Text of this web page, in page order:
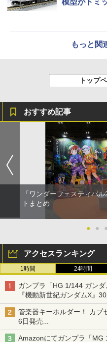
もっと関
トップ
おすすめ記事
「ワンダーフェスティバ
トまとめ
● ● ●
アクセスランキング
1時間 24時間
ガンプラ「HG 1/144 ガン
『機動新世紀ガンダムX』
変形機構まで再現し最新フ
管楽器キーホルダー！ カプ
6日発売
チューバ、テナサクなど5種
Amazonにてガンプラ「MG